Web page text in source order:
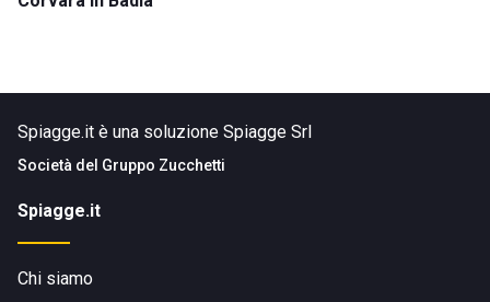
Spiagge.it è una soluzione Spiagge Srl
Società del Gruppo Zucchetti
Spiagge.it
Chi siamo